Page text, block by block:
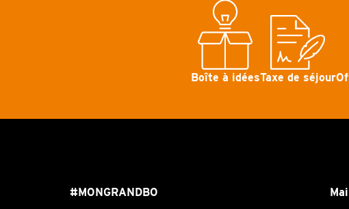
Boîte à idéesTaxe de séjour
#MONGRANDBO